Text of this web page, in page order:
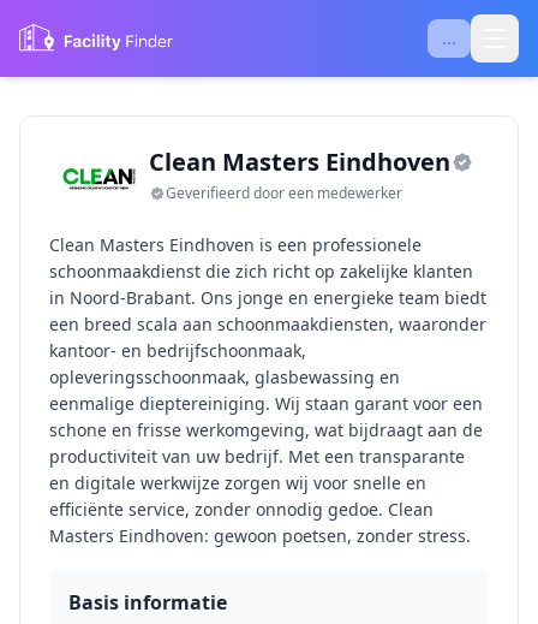
...
Clean Masters Eindhoven
Geverifieerd door een medewerker
Clean Masters Eindhoven is een professionele
schoonmaakdienst die zich richt op zakelijke klanten
in Noord-Brabant. Ons jonge en energieke team biedt
een breed scala aan schoonmaakdiensten, waaronder
kantoor- en bedrijfschoonmaak,
opleveringsschoonmaak, glasbewassing en
eenmalige dieptereiniging. Wij staan garant voor een
schone en frisse werkomgeving, wat bijdraagt aan de
productiviteit van uw bedrijf. Met een transparante
en digitale werkwijze zorgen wij voor snelle en
efficiënte service, zonder onnodig gedoe. Clean
Masters Eindhoven: gewoon poetsen, zonder stress.
Basis informatie